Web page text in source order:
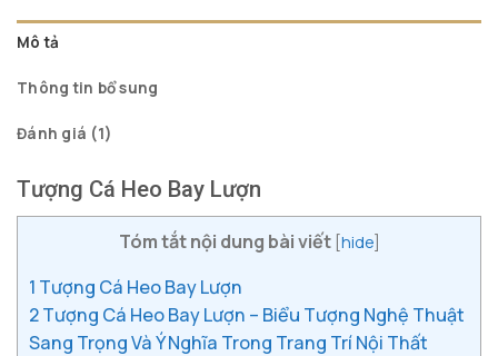
Mô tả
Thông tin bổ sung
Đánh giá (1)
Tượng Cá Heo Bay Lượn
Tóm tắt nội dung bài viết [hide]
1 Tượng Cá Heo Bay Lượn
2Tượng Cá Heo Bay Lượn – Biểu Tượng Nghệ Thuật
Sang Trọng Và Ý Nghĩa Trong Trang Trí Nội Thất